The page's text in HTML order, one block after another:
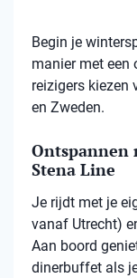
Begin je
manier met een
reizigers kiezen
en Zweden.
Ontspannen
Stena Line
Je rijdt met je
vanaf Utrecht)
Aan boord
dinerbuffet als